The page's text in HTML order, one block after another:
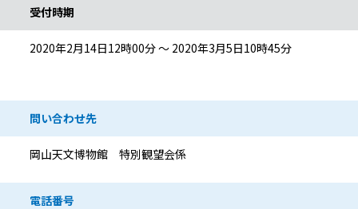
受付時期
2020年2月14日12時00分 ～ 2020年3月5日10時45分
問い合わせ先
岡山天文博物館 特別観望会係
電話番号